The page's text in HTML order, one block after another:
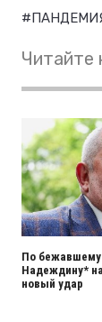
Читайте
По бежавшему
Надеждину*
новый удар